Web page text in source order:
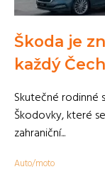
Škoda je
každý Čech
Skutečné
Škodovky, které
zahraniční...
Auto/moto